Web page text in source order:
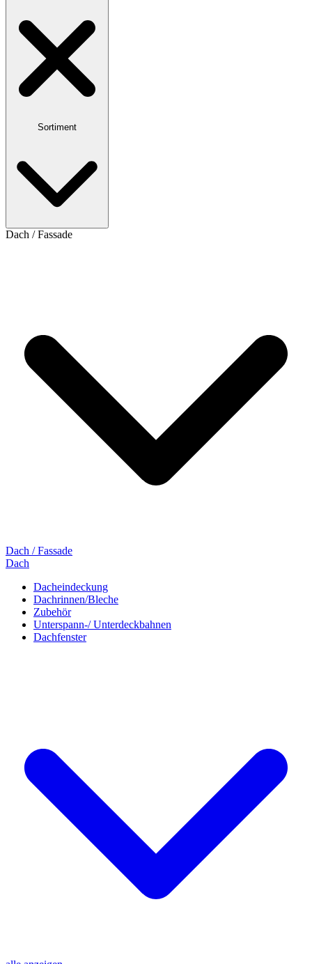
Sortiment
Dach / Fassade
Dach / Fassade
Dach
Dacheindeckung
Dachrinnen/Bleche
Zubehör
Unterspann-/ Unterdeckbahnen
Dachfenster